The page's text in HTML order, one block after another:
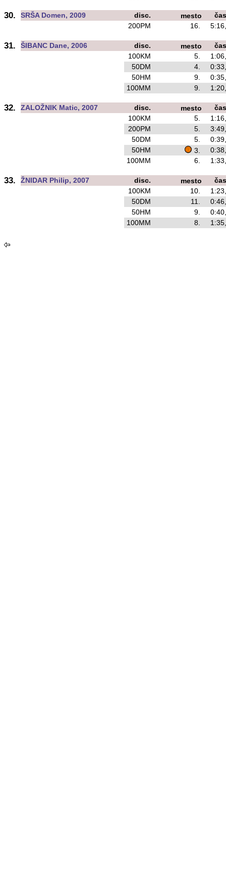
30. SRŠA Domen, 2009 disc. mesto
čas
200PM
16.
31. ŠIBANC Dane, 2006 disc. mesto
čas
100KM
5.
50DM
4.
50HM
9.
100MM
9.
32. ZALOŽNIK Matic, 2007 disc. mesto
čas
100KM
5.
200PM
5.
50DM
5.
50HM
3.
100MM
6.
33. ŽNIDAR Philip, 2007 disc. mesto
čas
100KM
10.
50DM
11.
50HM
9.
100MM
8.